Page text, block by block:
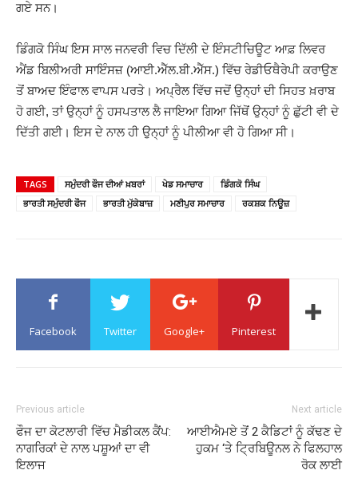
ਗਏ ਸਨ।
ਡਿੰਗਕੋ ਸਿੰਘ ਇਸ ਸਾਲ ਜਨਵਰੀ ਵਿਚ ਦਿੱਲੀ ਦੇ ਇੰਸਟੀਚਿਊਟ ਆਫ਼ ਲਿਵਰ
ਐਂਡ ਬਿਲੀਅਰੀ ਸਾਇੰਸਜ਼ (ਆਈ.ਐੱਲ.ਬੀ.ਐੱਸ.) ਵਿੱਚ ਰੇਡੀਓਥੈਰੇਪੀ ਕਰਾਉਣ
ਤੋਂ ਬਾਅਦ ਇੰਫਾਲ ਵਾਪਸ ਪਰਤੇ। ਅਪ੍ਰੈਲ ਵਿੱਚ ਜਦੋਂ ਉਨ੍ਹਾਂ ਦੀ ਸਿਹਤ ਖ਼ਰਾਬ
ਹੋ ਗਈ, ਤਾਂ ਉਨ੍ਹਾਂ ਨੂੰ ਹਸਪਤਾਲ ਲੈ ਜਾਇਆ ਗਿਆ ਜਿੱਥੋਂ ਉਨ੍ਹਾਂ ਨੂੰ ਛੁੱਟੀ ਵੀ ਦੇ
ਦਿੱਤੀ ਗਈ। ਇਸ ਦੇ ਨਾਲ ਹੀ ਉਨ੍ਹਾਂ ਨੂੰ ਪੀਲੀਆ ਵੀ ਹੋ ਗਿਆ ਸੀ।
TAGS ਸਮੁੰਦਰੀ ਫੌਜ ਦੀਆਂ ਖ਼ਬਰਾਂ ਖੇਡ ਸਮਾਚਾਰ
ਡਿੰਗਕੋ ਸਿੰਘ
ਭਾਰਤੀ ਸਮੁੰਦਰੀ ਫੌਜ
ਭਾਰਤੀ ਮੁੱਕੇਬਾਜ਼ ਮਣੀਪੁਰ ਸਮਾਚਾਰ ਰਕਸ਼ਕ ਨਿਊਜ਼
Facebook Twitter Google+ Pinterest
Previous article
ਫੌਜ ਦਾ ਕੋਟਲਾਰੀ ਵਿੱਚ ਮੈਡੀਕਲ ਕੈਂਪ:
ਨਾਗਰਿਕਾਂ ਦੇ ਨਾਲ ਪਸ਼ੂਆਂ ਦਾ ਵੀ
ਇਲਾਜ
Next article
ਆਈਐਮਏ ਤੋਂ 2 ਕੈਡਿਟਾਂ ਨੂੰ ਕੱਢਣ ਦੇ
ਹੁਕਮ ‘ਤੇ ਟ੍ਰਿਬਿਊਨਲ ਨੇ ਫਿਲਹਾਲ
ਰੋਕ ਲਾਈ